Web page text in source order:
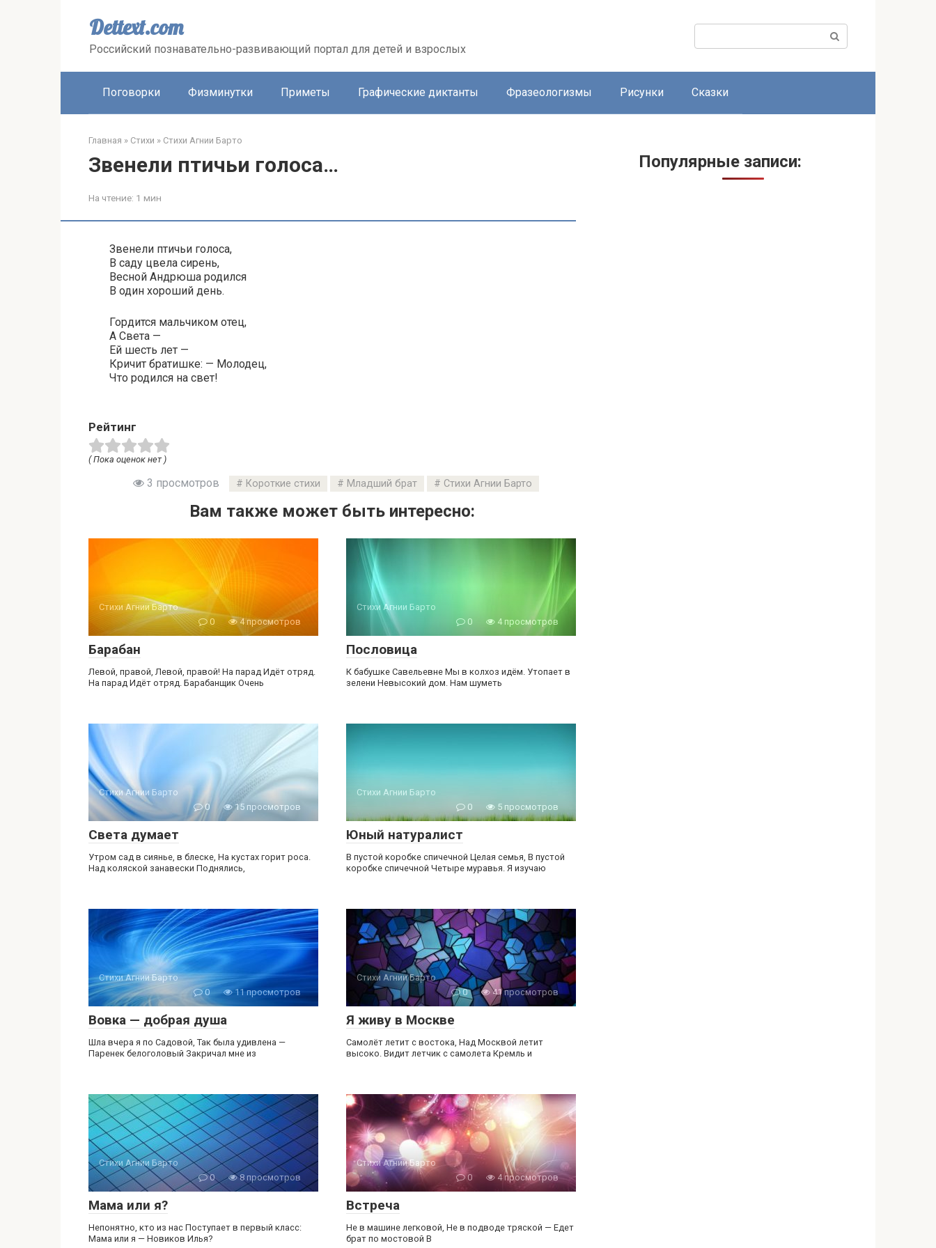
Dettext.com
Российский познавательно-развивающий портал для детей и взрослых
Поиск:
Поговорки Физминутки Приметы Графические диктанты Фразеологизмы Рисунки Сказки
Главная » Стихи » Стихи Агнии Барто
Звенели птичьи голоса…
На чтение: 1 мин
Звенели птичьи голоса,
В саду цвела сирень,
Весной Андрюша родился
В один хороший день.
Гордится мальчиком отец,
А Света —
Ей шесть лет —
Кричит братишке: — Молодец,
Что родился на свет!
Рейтинг
( Пока оценок нет )
3 просмотров Короткие стихи Младший брат Стихи Агнии Барто
Вам также может быть интересно:
Стихи Агнии Барто
0
4 просмотров
Барабан
Левой, правой, Левой, правой! На парад Идёт отряд.
На парад Идёт отряд. Барабанщик Очень
Стихи Агнии Барто
0
4 просмотров
Пословица
К бабушке Савельевне Мы в колхоз идём. Утопает в
зелени Невысокий дом. Нам шуметь
Стихи Агнии Барто
0
15 просмотров
Света думает
Утром сад в сиянье, в блеске, На кустах горит роса.
Над коляской занавески Поднялись,
Стихи Агнии Барто
0
5 просмотров
Юный натуралист
В пустой коробке спичечной Целая семья, В пустой
коробке спичечной Четыре муравья. Я изучаю
Стихи Агнии Барто
0
11 просмотров
Вовка — добрая душа
Шла вчера я по Садовой, Так была удивлена —
Паренек белоголовый Закричал мне из
Стихи Агнии Барто
0
41 просмотров
Я живу в Москве
Самолёт летит с востока, Над Москвой летит
высоко. Видит летчик с самолета Кремль и
Стихи Агнии Барто
0
8 просмотров
Мама или я?
Непонятно, кто из нас Поступает в первый класс:
Мама или я — Новиков Илья?
Стихи Агнии Барто
0
4 просмотров
Встреча
Не в машине легковой, Не в подводе тряской — Едет
брат по мостовой В
Популярные записи: